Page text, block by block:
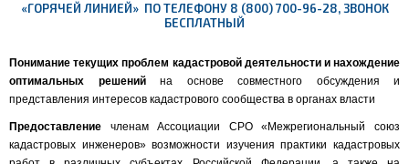
«ГОРЯЧЕЙ ЛИНИЕЙ» ПО ТЕЛЕФОНУ 8 (800) 700-96-28, ЗВОНОК
БЕСПЛАТНЫЙ
Понимание текущих проблем кадастровой деятельности и нахождение
оптимальных решений на основе совместного обсуждения и
представления интересов кадастрового сообщества в органах власти
Предоставление членам Ассоциации СРО «Межрегиональный союз
кадастровых инженеров» возможности изучения практики кадастровых